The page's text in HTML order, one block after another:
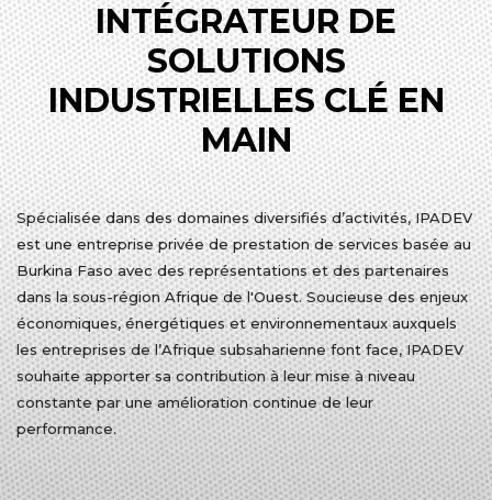
INTÉGRATEUR DE
SOLUTIONS
INDUSTRIELLES CLÉ EN
MAIN
Spécialisée dans des domaines diversifiés d’activités, IPADEV
est une entreprise privée de prestation de services basée au
Burkina Faso avec des représentations et des partenaires
dans la sous-région Afrique de l'Ouest. Soucieuse des enjeux
économiques, énergétiques et environnementaux auxquels
les entreprises de l’Afrique subsaharienne font face, IPADEV
souhaite apporter sa contribution à leur mise à niveau
constante par une amélioration continue de leur
performance.